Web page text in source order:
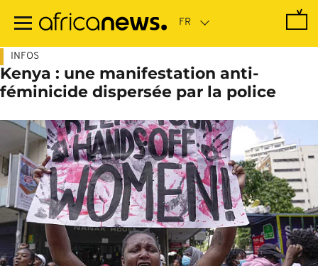
contenu
INFOS
Kenya : une manifestation anti-
féminicide dispersée par la police